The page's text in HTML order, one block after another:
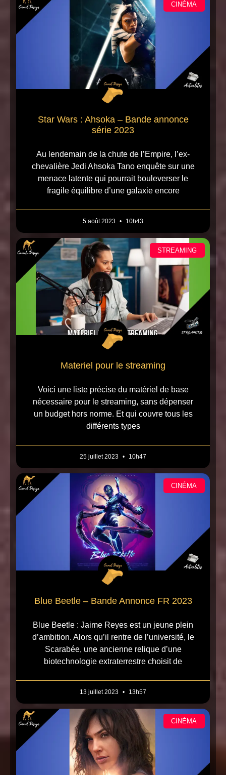
CINÉMA
Star Wars : Ahsoka – Bande annonce
série 2023
Au lendemain de la chute de l’Empire, l’ex-
chevalière Jedi Ahsoka Tano enquête sur une
menace latente qui pourrait bouleverser le
fragile équilibre d’une galaxie encore
5 août 2023 10h43
STREAMING
Materiel pour le streaming
Voici une liste précise du matériel de base
nécessaire pour le streaming, sans dépenser
un budget hors norme. Et qui couvre tous les
différents types
25 juillet 2023 10h47
CINÉMA
Blue Beetle – Bande Annonce FR 2023
Blue Beetle : Jaime Reyes est un jeune plein
d’ambition. Alors qu’il rentre de l’université, le
Scarabée, une ancienne relique d’une
biotechnologie extraterrestre choisit de
13 juillet 2023 13h57
CINÉMA